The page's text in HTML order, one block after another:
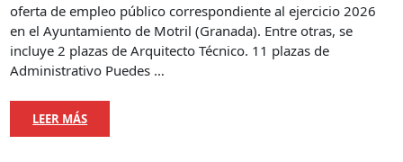
oferta de empleo público correspondiente al ejercicio 2026
en el Ayuntamiento de Motril (Granada). Entre otras, se
incluye 2 plazas de Arquitecto Técnico. 11 plazas de
Administrativo Puedes …
LEER MÁS